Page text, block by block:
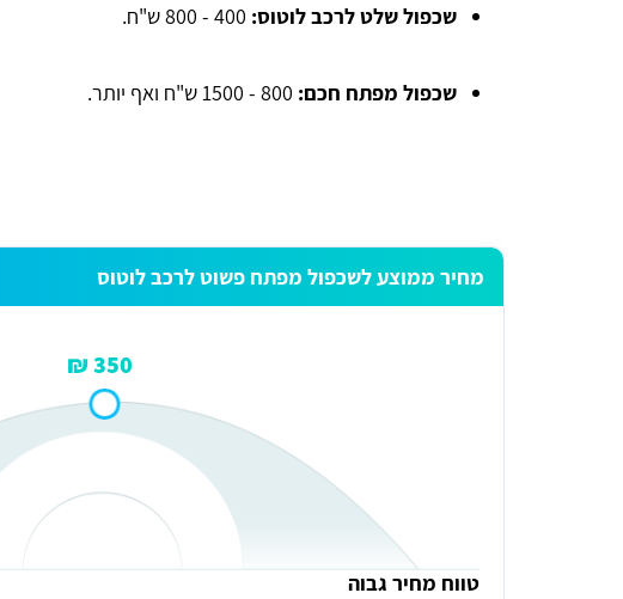
שכפול שלט לרכב לוטוס: 400 - 800 ש"ח.
שכפול מפתח חכם: 800 - 1500 ש"ח ואף יותר.
מחיר ממוצע לשכפול מפתח פשוט לרכב לוטוס
350 ₪
טווח מחיר גבוה